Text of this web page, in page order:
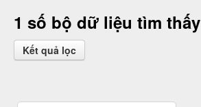
1 số bộ dữ liệu tìm thấy
Kết quả lọc